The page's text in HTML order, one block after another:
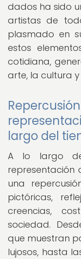
dados ha sido
artistas de
plasmado en
estos
cotidiana,
arte, la cultura
largo del
A lo largo
una
pictóricas,
creencias,
sociedad.
que muestran
lujosos, hasta